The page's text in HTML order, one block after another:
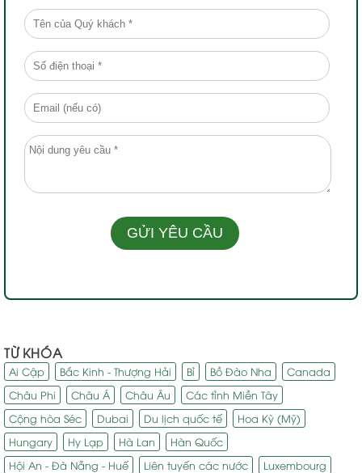
TỪ KHÓA
Ai Cập Bắc Kinh - Thượng Hải Bỉ Bồ Đào Nha
Canada
Châu Phi
Châu Á Châu Âu
Các tỉnh Miền Tây
Cộng hòa Séc
Dubai Du lịch quốc tế
Hoa Kỳ (Mỹ)
Hungary
Hy Lạp Hà Lan
Hàn Quốc
Hội An - Đà Nẵng - Huế
Liên tuyến các nước
Luxembourg